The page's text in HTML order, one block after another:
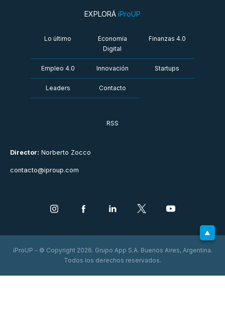
Director: Norberto Zocco
contacto@iproup.com
EXPLORÁ iProUP
Lo último
Economía
Digital
Finanzas 4.0
Empleo 4.0 Innovación Startups
Leaders Contacto
RSS
iProUP - © Copyright 2026. Grupo App S.A. Buenos Aires, Argentina.
Todos los derechos reservados.